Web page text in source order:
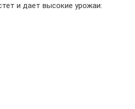
и дает высокие урожаи: